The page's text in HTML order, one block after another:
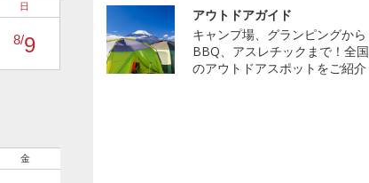
日
8/9
金
アウトドアガイド
キャンプ場、グランピングから
BBQ、アスレチックまで！全国
のアウトドアスポットをご紹介